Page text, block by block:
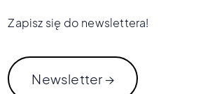
Zapisz się do newslettera!
Newsletter →